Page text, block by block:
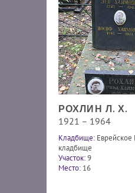
РОХЛИН Л. Х.
1921 – 1964
Кладбище:
кладбище
Участок:9
Место: 16